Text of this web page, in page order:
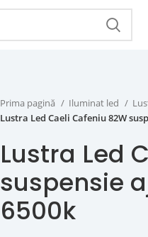
Prima pagină Iluminat led
Lustra Led Caeli Cafeniu 82W
Lustra Led
suspensie
6500k